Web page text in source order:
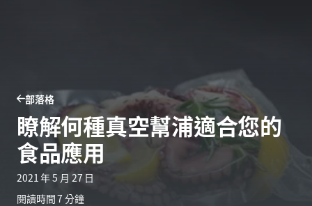
部落格
瞭解何種真空幫浦適合您的
食品應用
2021 年 5 月 27 日
閱讀時間 7 分鐘